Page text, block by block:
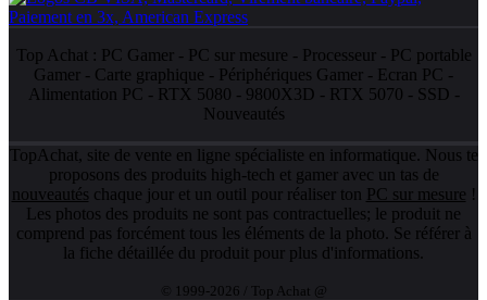
Top Achat : PC Gamer- PC sur mesure - Processeur- PC portable
Gamer - Carte graphique - Périphériques Gamer - Ecran PC -
Alimentation PC - RTX 5080 - 9800X3D - RTX 5070 - SSD -
Nouveautés
TopAchat, site de vente en ligne spécialiste en informatique. Nous te
proposons des produits high-tech et gamer avec un tas de
nouveautés chaque jour et un outil pour réaliser ton PC sur mesure !
Les photos des produits ne sont pas contractuelles; le produit ne
comprend pas forcément tous les éléments de la photo. Se référer à
la fiche détaillée du produit pour plus d'informations.
© 1999-2026 / Top Achat @